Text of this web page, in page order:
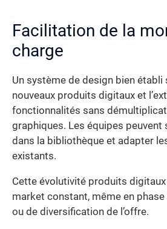
Facilitation de la
charge
Un système de design bien établi
nouveaux produits digitaux et
fonctionnalités sans
graphiques. Les équipes
dans la bibliothèque et adapter
existants.
Cette évolutivité produits
market constant, même en
ou de diversification de l’offre.